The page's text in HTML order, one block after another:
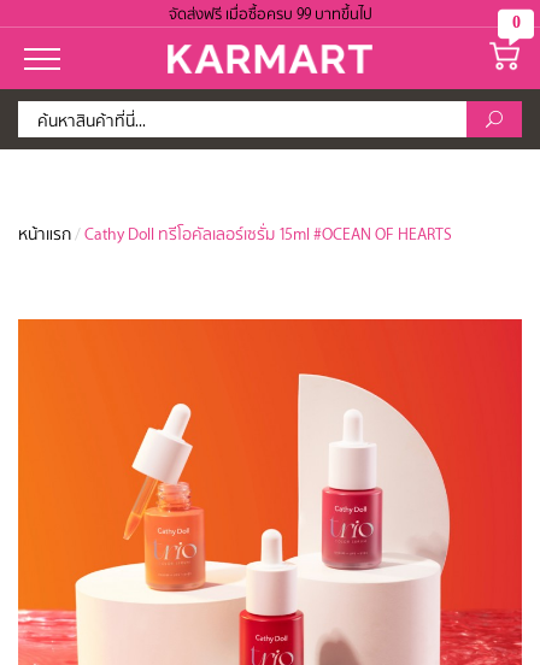
จัดส่งฟรี เมื่อซื้อครบ 99 บาทขึ้นไป 0
หน้าแรก /Cathy Doll ทรีโอคัลเลอร์เซรั่ม 15ml #OCEAN OF HEARTS